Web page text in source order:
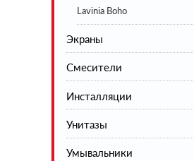
Lavinia Boho
Экраны
Экраны под ванну белые
Экраны под ванну цветные
Смесители
Смесители для кухни
Смесители для душа
Смесители для умывальника
Инсталляции
Унитазы
Напольные
Умывальники